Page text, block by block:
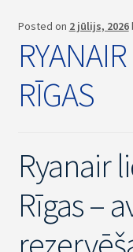
Posted on 2 jūlijs, 2026
RĪGAS
Ryanair
Rīgas –